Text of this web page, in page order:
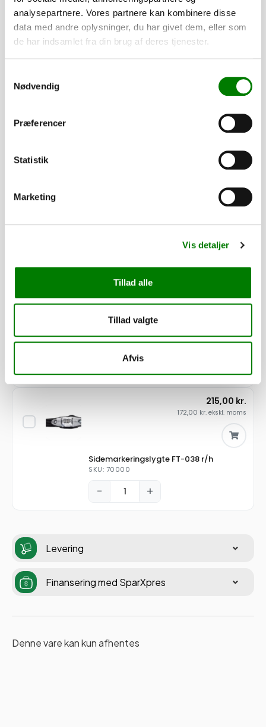
analysepartnere. Vores partnere kan kombinere disse
data med andre oplysninger, du har givet dem, eller som
de har indsamlet fra din brug af deres tjenester.
Nødvendig
Præferencer
Statistik
Marketing
Vis detaljer
Tillad alle
Tillad valgte
Afvis
hvor vi beder dig om at oplyse navn, adresse og CPR-
nummer. Disse oplysninger er nødvendige for at kunne
indregistrere din trailer korrekt. Du skal blot besvare e-
Hvis du har spørgsmål, er du naturligvis altid velkommen til
monteret, mens presenninger og lignende leveres løst.
Påløbsbremse KF27/A GF
SKU: 10132
Sidemarkeringslygte FT-038 r/h
SKU: 70000
− +
215,00 kr.
172,00 kr. ekskl. moms
Levering
Finansering med SparXpres
Denne vare kan kun afhentes